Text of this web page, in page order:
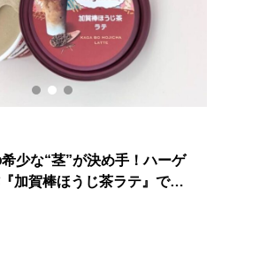
少な“茎”が決め手！ハーゲ
加賀棒ほうじ茶ラテ』で至